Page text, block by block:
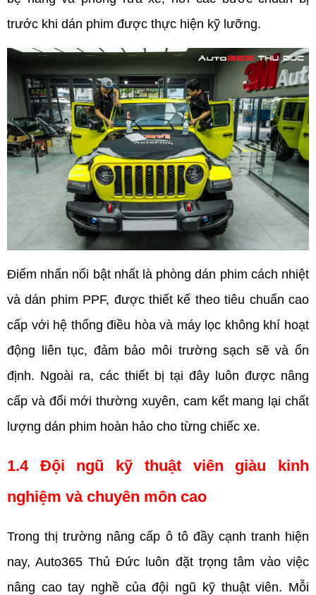
trước khi dán phim được thực hiện kỹ lưỡng.
Điểm nhấn nổi bật nhất là phòng dán phim cách nhiệt
và dán phim PPF, được thiết kế theo tiêu chuẩn cao
cấp với hệ thống điều hòa và máy lọc không khí hoạt
động liên tục, đảm bảo môi trường sạch sẽ và ổn
định. Ngoài ra, các thiết bị tại đây luôn được nâng
cấp và đổi mới thường xuyên, cam kết mang lại chất
lượng dán phim hoàn hảo cho từng chiếc xe.
1.4 Đội ngũ kỹ thuật viên giàu kinh
nghiệm và chuyên môn cao
Trong thị trường nâng cấp ô tô đầy cạnh tranh hiện
nay, Auto365 Thủ Đức luôn đặt trọng tâm vào việc
nâng cao tay nghề của đội ngũ kỹ thuật viên. Mỗi